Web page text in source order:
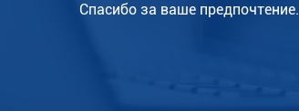
Спасибо за ваше предпочтение.